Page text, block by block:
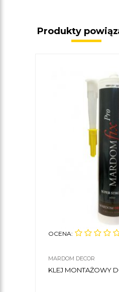
Produkty
OCENA:
MARDOM DECOR
KLEJ MONTAŻOWY